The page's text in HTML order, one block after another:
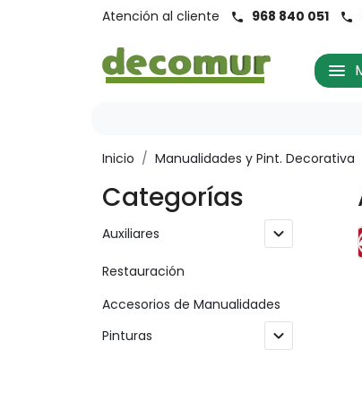
Atención al cliente call 968 840 051 call
menu
Inicio / Manualidades y Pint. Decorativa
Categorías
Auxiliares expand_more
Restauración
Accesorios de Manualidades
Pinturas
expand_more